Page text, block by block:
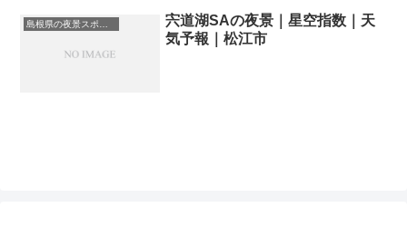
島根県の夜景スポット一覧
宍道湖SAの夜景｜星空指数｜天
気予報｜松江市